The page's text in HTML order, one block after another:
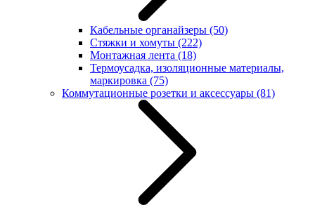
Кабельные органайзеры (50)
Стяжки и хомуты (222)
Монтажная лента (18)
Термоусадка, изоляционные материалы,
маркировка (75)
Коммутационные розетки и аксессуары (81)